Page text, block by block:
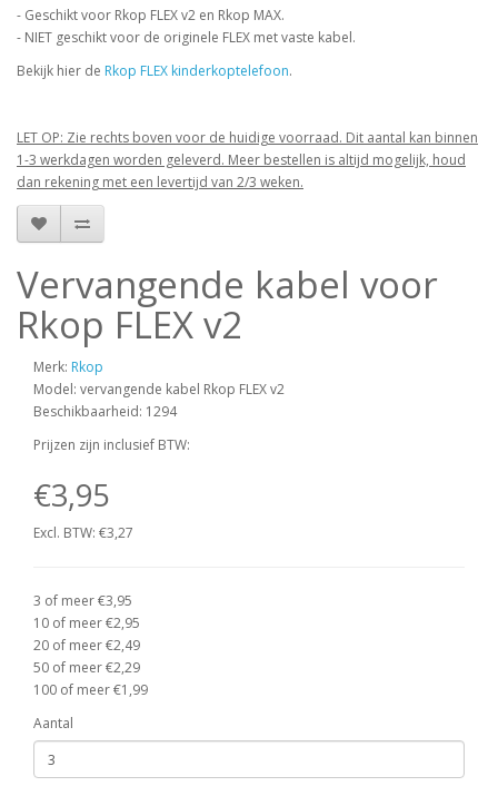
- Geschikt voor Rkop FLEX v2 en Rkop MAX.
- NIET geschikt voor de originele FLEX met vaste kabel.
Bekijk hier de Rkop FLEX kinderkoptelefoon.
LET OP: Zie rechts boven voor de huidige voorraad. Dit aantal kan binnen
1-3 werkdagen worden geleverd. Meer bestellen is altijd mogelijk, houd
dan rekening met een levertijd van 2/3 weken.
Vervangende kabel voor
Rkop FLEX v2
Merk: Rkop
Model: vervangende kabel Rkop FLEX v2
Beschikbaarheid: 1294
Prijzen zijn inclusief BTW:
€3,95
Excl. BTW: €3,27
3 of meer €3,95
10 of meer €2,95
20 of meer €2,49
50 of meer €2,29
100 of meer €1,99
Aantal